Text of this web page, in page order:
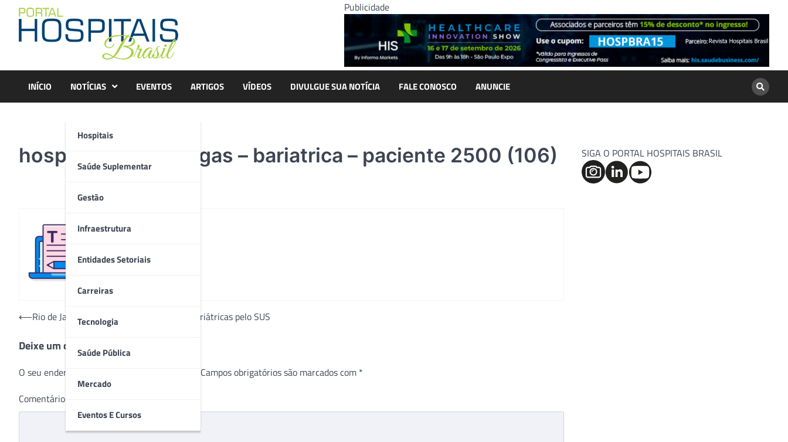
content
Publicidade
INÍCIO NOTÍCIAS
Hospitais
Saúde Suplementar
Gestão
Infraestrutura
Entidades Setoriais
Carreiras
Tecnologia
Saúde Pública
Mercado
Eventos E Cursos
EVENTOS ARTIGOS VÍDEOS DIVULGUE SUA NOTÍCIA FALE CONOSCO ANUNCIE
hospital carlos chagas – bariatrica – paciente 2500 (106)
Navegação
Post
⟵Rio de Janeiro bate recorde de cirurgias bariátricas pelo SUS
Deixe um comentário
O seu endereço de e-mail não será publicado. Campos obrigatórios são marcados com *
Comentário
SIGA O PORTAL HOSPITAIS BRASIL